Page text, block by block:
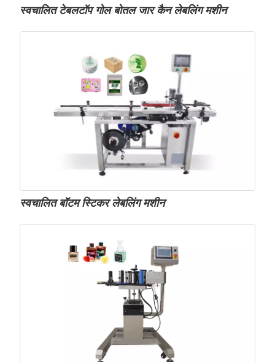
स्वचालित टेबलटॉप गोल बोतल जार कैन लेबलिंग मशीन
स्वचालित बॉटम स्टिकर लेबलिंग मशीन